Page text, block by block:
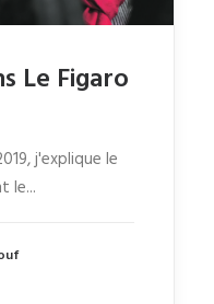
Le Figaro
j'explique le
le...